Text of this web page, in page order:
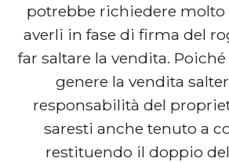
potrebbe richiedere molto
averli in fase di firma del
far saltare la vendita.
genere la vendita
responsabilità del
saresti anche tenuto a
restituendo il doppio